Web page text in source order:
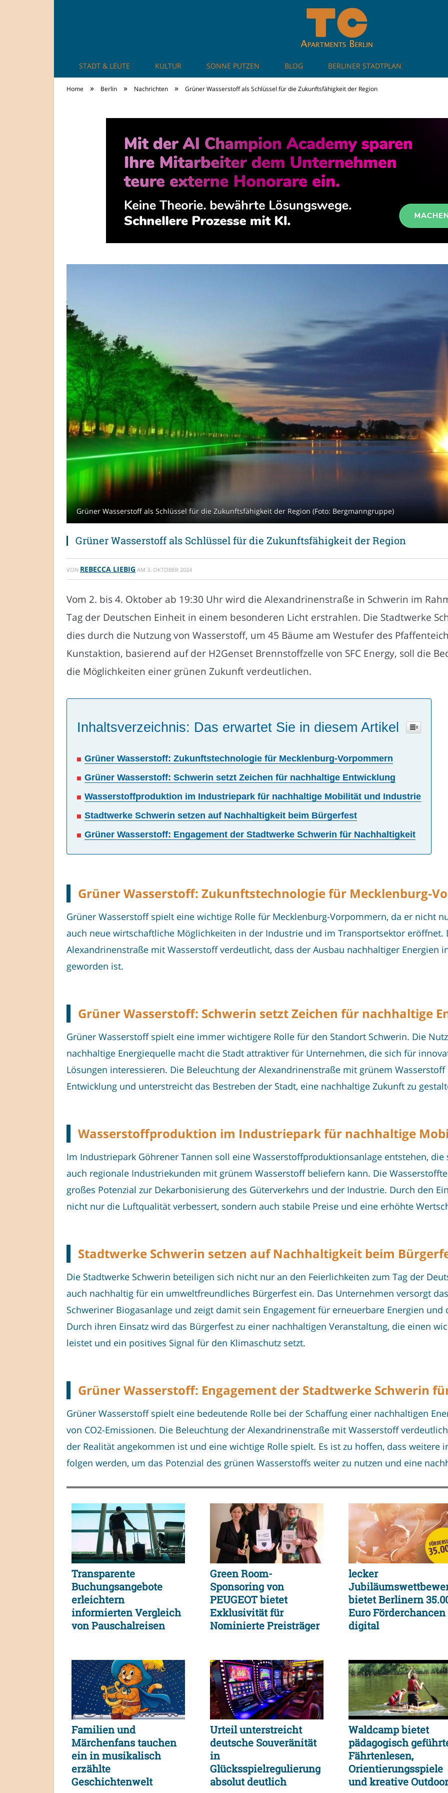
TheCity: Living Apartments in Berlin
STADT & LEUTE KULTUR SONNE PUTZEN BLOG BERLINER STADTPLAN
Home » Berlin » Nachrichten » Grüner Wasserstoff als Schlüssel für die Zukunftsfähigkeit der Region
Grüner Wasserstoff als Schlüssel für die Zukunftsfähigkeit der Region (Foto: Bergmanngruppe)
Grüner Wasserstoff als Schlüssel für die Zukunftsfähigkeit der Region
VON REBECCA LIEBIG AM 3. OKTOBER 2024
Vom 2. bis 4. Oktober ab 19:30 Uhr wird die Alexandrinenstraße in Schwerin im
Tag der Deutschen Einheit in einem besonderen Licht erstrahlen. Die Stadtwerke
dies durch die Nutzung von Wasserstoff, um 45 Bäume am Westufer des
Kunstaktion, basierend auf der H2Genset Brennstoffzelle von SFC Energy, soll die
die Möglichkeiten einer grünen Zukunft verdeutlichen.
Inhaltsverzeichnis: Das erwartet Sie in diesem Artikel
Grüner Wasserstoff: Zukunftstechnologie für Mecklenburg-Vorpommern
Grüner Wasserstoff: Schwerin setzt Zeichen für nachhaltige Entwicklung
Wasserstoffproduktion im Industriepark für nachhaltige Mobilität und Industrie
Stadtwerke Schwerin setzen auf Nachhaltigkeit beim Bürgerfest
Grüner Wasserstoff: Engagement der Stadtwerke Schwerin für Nachhaltigkeit
Grüner Wasserstoff: Zukunftstechnologie für Mecklenburg-
Grüner Wasserstoff spielt eine wichtige Rolle für Mecklenburg-Vorpommern, da er nicht
auch neue wirtschaftliche Möglichkeiten in der Industrie und im Transportsektor
Alexandrinenstraße mit Wasserstoff verdeutlicht, dass der Ausbau nachhaltiger Energien
geworden ist.
Grüner Wasserstoff: Schwerin setzt Zeichen für nachhaltige
Grüner Wasserstoff spielt eine immer wichtigere Rolle für den Standort Schwerin. Die
nachhaltige Energiequelle macht die Stadt attraktiver für Unternehmen, die sich für
Lösungen interessieren. Die Beleuchtung der Alexandrinenstraße mit grünem
Entwicklung und unterstreicht das Bestreben der Stadt, eine nachhaltige Zukunft zu
Wasserstoffproduktion im Industriepark für nachhaltige
Im Industriepark Göhrener Tannen soll eine Wasserstoffproduktionsanlage entstehen,
auch regionale Industriekunden mit grünem Wasserstoff beliefern kann. Die
großes Potenzial zur Dekarbonisierung des Güterverkehrs und der Industrie. Durch den
nicht nur die Luftqualität verbessert, sondern auch stabile Preise und eine erhöhte
Stadtwerke Schwerin setzen auf Nachhaltigkeit beim
Die Stadtwerke Schwerin beteiligen sich nicht nur an den Feierlichkeiten zum Tag der
auch nachhaltig für ein umweltfreundliches Bürgerfest ein. Das Unternehmen versorgt
Schweriner Biogasanlage und zeigt damit sein Engagement für erneuerbare Energien
Durch ihren Einsatz wird das Bürgerfest zu einer nachhaltigen Veranstaltung, die einen
leistet und ein positives Signal für den Klimaschutz setzt.
Grüner Wasserstoff: Engagement der Stadtwerke Schwerin
Grüner Wasserstoff spielt eine bedeutende Rolle bei der Schaffung einer nachhaltigen
von CO2-Emissionen. Die Beleuchtung der Alexandrinenstraße mit Wasserstoff
der Realität angekommen ist und eine wichtige Rolle spielt. Es ist zu hoffen, dass weitere
folgen werden, um das Potenzial des grünen Wasserstoffs weiter zu nutzen und eine
Transparente
Buchungsangebote
erleichtern
informierten Vergleich
von Pauschalreisen
Green Room-
Sponsoring von
PEUGEOT bietet
Exklusivität für
Nominierte Preisträger
lecker
bietet Berlinern
Euro Förderchancen
digital
Familien und
Märchenfans tauchen
ein in musikalisch
erzählte
Geschichtenwelt
Urteil unterstreicht
deutsche Souveränität
in
Glücksspielregulierung
absolut deutlich
Waldcamp bietet
pädagogisch
Fährtenlesen,
Orientierungsspiele
und kreative